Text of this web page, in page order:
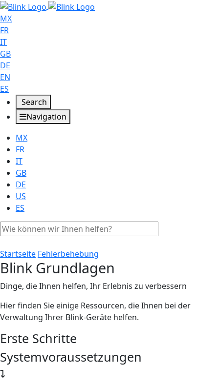
MX
FR
IT
GB
DE
EN
ES
Search
Navigation
MX
FR
IT
GB
DE
US
ES
Startseite Fehlerbehebung
Blink Grundlagen
Dinge, die Ihnen helfen, Ihr Erlebnis zu verbessern
Hier finden Sie einige Ressourcen, die Ihnen bei der
Verwaltung Ihrer Blink-Geräte helfen.
Erste Schritte
Systemvoraussetzungen